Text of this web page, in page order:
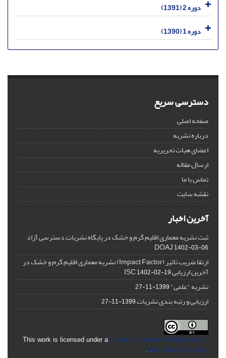
دوره 2 (1391)
دوره 1 (1390)
دسترسی سریع
صفحه اصلی
درباره نشریه
اعضای هیات تحریریه
ارسال مقاله
تماس با ما
نقشه سایت
آخرین اخبار
ثبت نشریه معماری اقلیم گرم و خشک در پایگاه نشریات دسترسی آزاد
DOAJ1402-03-06
ارتقا ضریب تاثیر (Impact Factor) نشریه معماری اقلیم گرم و خشک در
آخرین ارزیابی ISC1402-02-19
نشریه "علمی"1399-11-27
ارزیابی و رتبه بندی نشریات1399-11-27
This work is licensed under a Creative Commons Attribution 4.0
International License
.